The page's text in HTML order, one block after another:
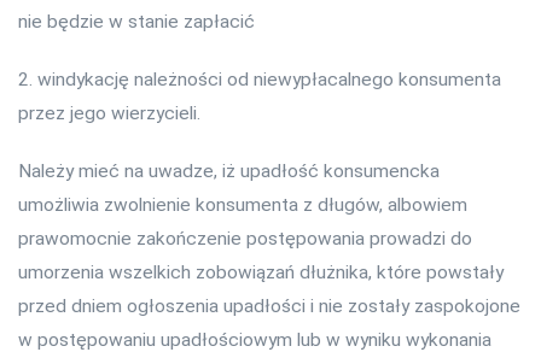
nie będzie w stanie zapłacić
2. windykację należności od niewypłacalnego konsumenta
przez jego wierzycieli.
Należy mieć na uwadze, iż upadłość konsumencka
umożliwia zwolnienie konsumenta z długów, albowiem
prawomocnie zakończenie postępowania prowadzi do
umorzenia wszelkich zobowiązań dłużnika, które powstały
przed dniem ogłoszenia upadłości i nie zostały zaspokojone
w postępowaniu upadłościowym lub w wyniku wykonania